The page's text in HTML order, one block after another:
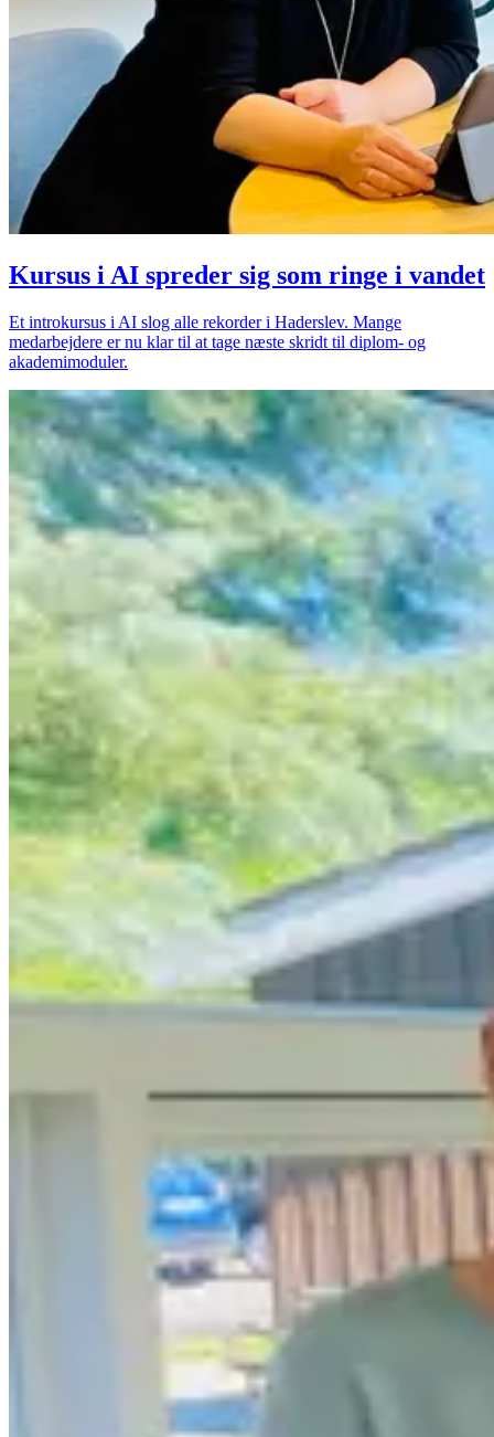
Kursus i AI spreder sig som ringe i vandet
Et introkursus i AI slog alle rekorder i Haderslev. Mange
medarbejdere er nu klar til at tage næste skridt til diplom- og
akademimoduler.